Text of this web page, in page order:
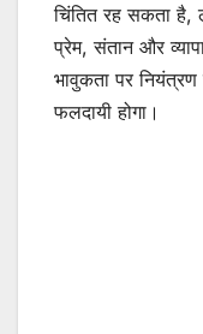
चिंतित रह सकता है,
प्रेम, संतान और
भावुकता पर
फलदायी होगा।